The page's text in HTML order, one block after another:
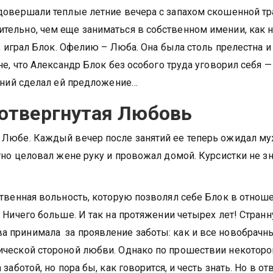
теплые летние вечера с запахом скошенной
чем еще заниматься в собственном имении, как
играл Блок. Офелию – Люба. Она была столь прелестна и
что Александр Блок без особого труда уговорил себя
сделал ей предложение…
Любовь
Каждый вечер после занятий ее теперь ожидал
целовал жене руку и провожал домой. Курсистки не
вольность, которую позволял себе Блок в
больше. И так на протяжении четырех лет!
за проявление заботы: как и все
стороной любви. Однако по прошествии
но пора бы, как говорится, и честь знать. Но в